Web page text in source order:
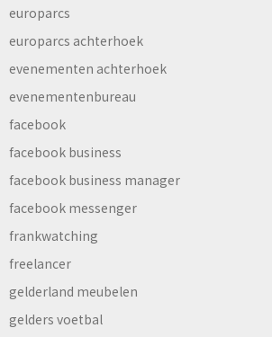
europarcs
europarcs achterhoek
evenementen achterhoek
evenementenbureau
facebook
facebook business
facebook business manager
facebook messenger
frankwatching
freelancer
gelderland meubelen
gelders voetbal